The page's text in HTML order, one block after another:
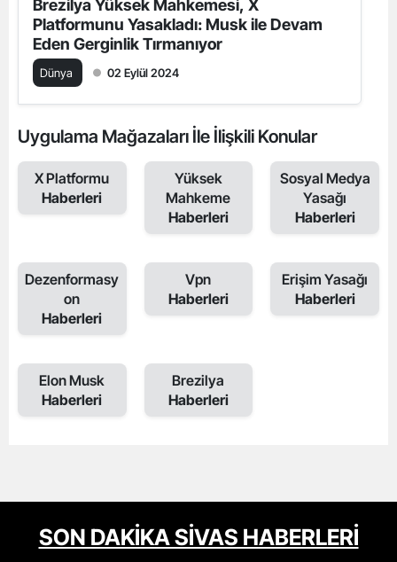
Brezilya Yüksek Mahkemesi, X
Platformunu Yasakladı: Musk ile Devam
Eden Gerginlik Tırmanıyor
Dünya 02 Eylül 2024
Uygulama Mağazaları İle İlişkili Konular
X Platformu
Haberleri
Yüksek
Mahkeme
Haberleri
Sosyal Medya
Yasağı
Haberleri
Dezenformasy
on
Haberleri
Vpn
Haberleri
Erişim Yasağı
Haberleri
Elon Musk
Haberleri
Brezilya
Haberleri
SON DAKİKA SİVAS HABERLERİ